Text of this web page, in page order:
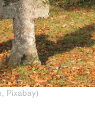
Pixabay)